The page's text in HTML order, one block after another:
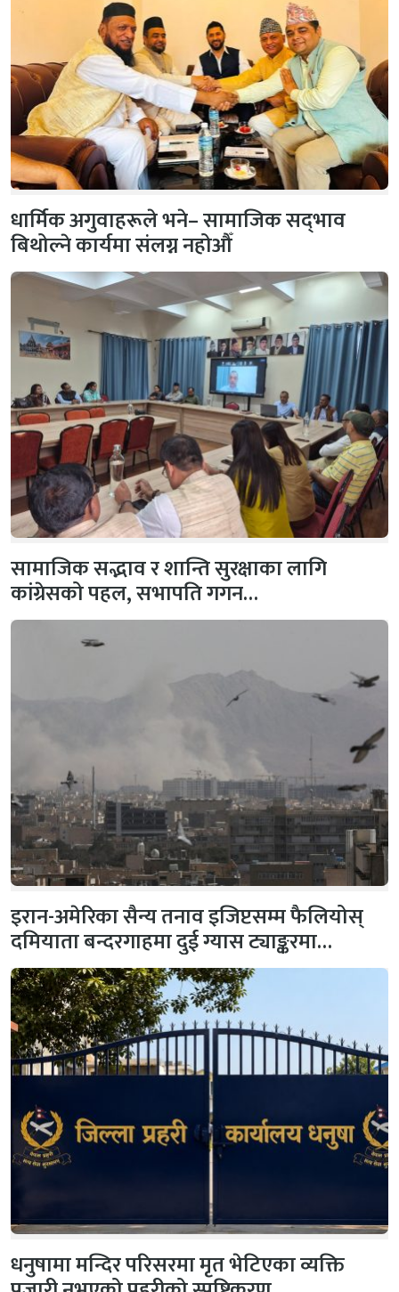
धार्मिक अगुवाहरूले भने– सामाजिक सद्‌भाव
बिथोल्ने कार्यमा संलग्न नहोऔँ
सामाजिक सद्भाव र शान्ति सुरक्षाका लागि
कांग्रेसको पहल, सभापति गगन…
इरान-अमेरिका सैन्य तनाव इजिप्टसम्म फैलियोस्
दमियाता बन्दरगाहमा दुई ग्यास ट्याङ्करमा…
धनुषामा मन्दिर परिसरमा मृत भेटिएका व्यक्ति